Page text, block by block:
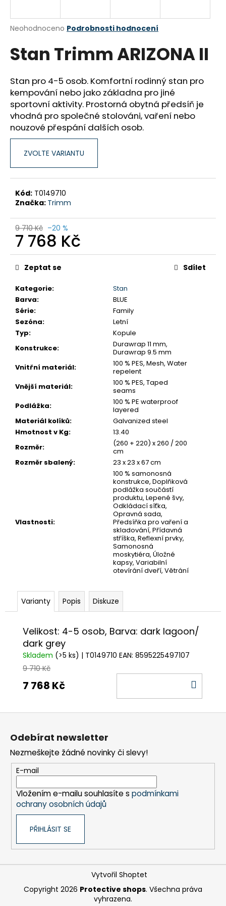
Průměrné
produktu
je
z
5
hvězdiček.
Neohodnoceno Podrobnosti hodnocení
Stan Trimm ARIZONA II
Stan pro 4-5 osob. Komfortní rodinný stan pro
kempování nebo jako základna pro jiné
sportovní aktivity. Prostorná obytná předsíň je
vhodná pro společné stolováni, vaření nebo
nouzové přespání dalších osob.
ZVOLTE VARIANTU
Kód: T0149710
Značka: Trimm
9 710 Kč –20 %
7 768 Kč
Měrná
cena:
Kategorie:
Stan
Barva:
BLUE
Série:
Family
Sezóna:
Letní
Typ:
Kopule
Konstrukce:
Durawrap 11 mm,
Durawrap 9.5 mm
Vnitřní materiál:
100 % PES, Mesh, Water
repelent
Vnější materiál:
100 % PES, Taped
seams
Podlážka:
100 % PE waterproof
layered
Materiál kolíků:
Galvanized steel
Hmotnost v Kg:
13.40
Rozměr:
(260 + 220) x 260 / 200
cm
Rozměr sbalený: 23 x 23 x 67 cm
Vlastnosti:
100 % samonosná
konstrukce, Doplňková
podlážka součástí
produktu, Lepené švy,
Odkládací síťka,
Opravná sada,
Předsíňka pro vaření a
skladování, Přídavná
stříška, Reflexní prvky,
Samonosná
moskytiéra, Úložné
kapsy, Variabilní
otevírání dveří, Větrání
Zeptat se Sdílet
Varianty Popis Diskuze
Velikost: 4-5 osob, Barva: dark lagoon/
dark grey
Skladem (>5 ks) | T0149710 EAN: 8595225497107
9 710 Kč
7 768 Kč
j
t
?
HLEDAT
o
o
u
č
u
e
m
e
BUNDA
TRIMM
ORADA
595
Původně:
460
Z
Odebírat newsletter
Nezmeškejte žádné novinky či slevy!
E-mail
Vložením e-mailu souhlasíte s podmínkami
ochrany osobních údajů
PŘIHLÁSIT SE
Vytvořil Shoptet
Copyright 2026 Protective shops. Všechna práva
vyhrazena.